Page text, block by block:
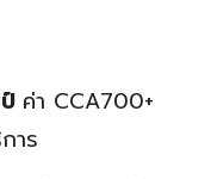
ค่า CCA700+
าร